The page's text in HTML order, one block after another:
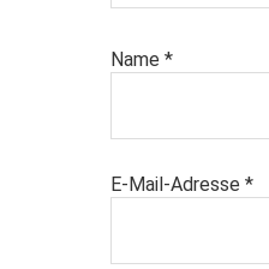
Name *
E-Mail-Adresse *